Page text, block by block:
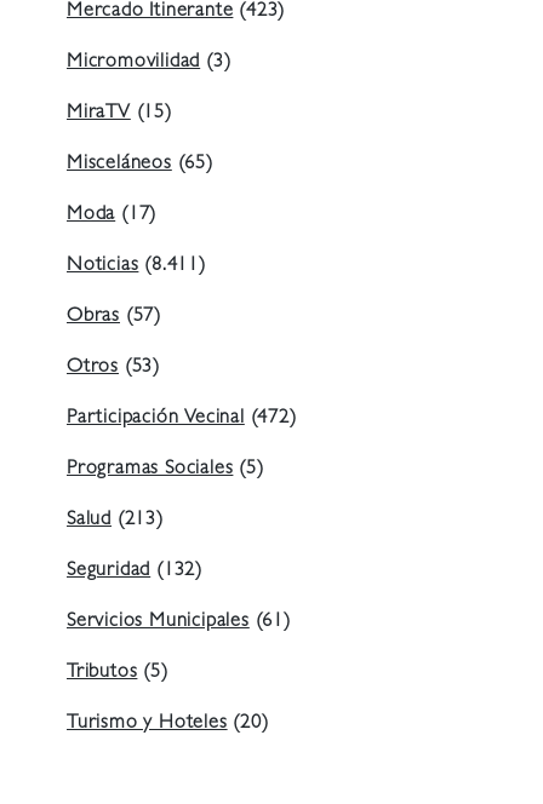
Mercado Itinerante (423)
Micromovilidad (3)
MiraTV (15)
Misceláneos (65)
Moda (17)
Noticias (8.411)
Obras (57)
Otros (53)
Participación Vecinal (472)
Programas Sociales (5)
Salud (213)
Seguridad (132)
Servicios Municipales (61)
Tributos (5)
Turismo y Hoteles (20)